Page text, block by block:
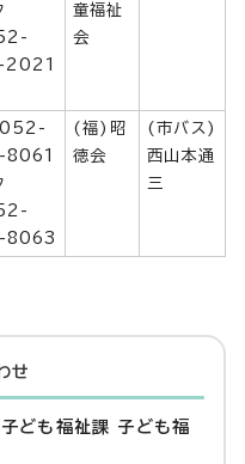
童福祉
会
8063
(福)昭
徳会
(市バス)
西山本通
三
せ
ども福祉課 子ども福